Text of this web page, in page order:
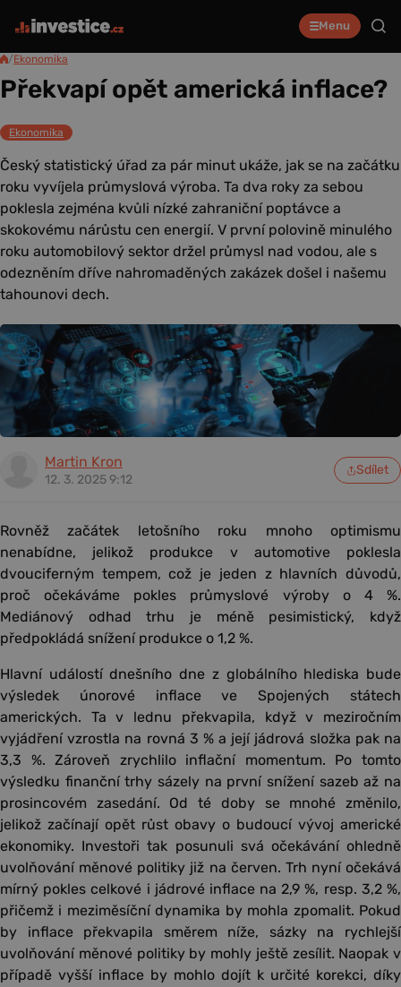
Menu
/Ekonomika
Překvapí opět americká inflace?
Ekonomika
Český statistický úřad za pár minut ukáže, jak se na začátku
roku vyvíjela průmyslová výroba. Ta dva roky za sebou
poklesla zejména kvůli nízké zahraniční poptávce a
skokovému nárůstu cen energií. V první polovině minulého
roku automobilový sektor držel průmysl nad vodou, ale s
odezněním dříve nahromaděných zakázek došel i našemu
tahounovi dech.
Martin Kron
12. 3. 2025 9:12
Sdílet
Rovněž začátek letošního roku mnoho optimismu
nenabídne, jelikož produkce v automotive poklesla
dvouciferným tempem, což je jeden z hlavních důvodů,
proč očekáváme pokles průmyslové výroby o 4 %.
Mediánový odhad trhu je méně pesimistický, když
předpokládá snížení produkce o 1,2 %.
Hlavní událostí dnešního dne z globálního hlediska bude
výsledek únorové inflace ve Spojených státech
amerických. Ta v lednu překvapila, když v meziročním
vyjádření vzrostla na rovná 3 % a její jádrová složka pak na
3,3 %. Zároveň zrychlilo inflační momentum. Po tomto
výsledku finanční trhy sázely na první snížení sazeb až na
prosincovém zasedání. Od té doby se mnohé změnilo,
jelikož začínají opět růst obavy o budoucí vývoj americké
ekonomiky. Investoři tak posunuli svá očekávání ohledně
uvolňování měnové politiky již na červen. Trh nyní očekává
mírný pokles celkové i jádrové inflace na 2,9 %, resp. 3,2 %,
přičemž i meziměsíční dynamika by mohla zpomalit. Pokud
by inflace překvapila směrem níže, sázky na rychlejší
uvolňování měnové politiky by mohly ještě zesílit. Naopak v
případě vyšší inflace by mohlo dojít k určité korekci, díky